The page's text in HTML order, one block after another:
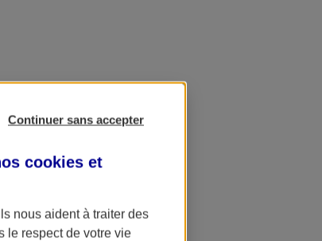
Continuer sans accepter
cookies et
nous aident à traiter des
le respect de votre vie